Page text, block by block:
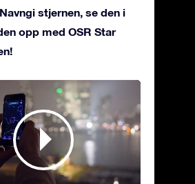
stjernen, se den i
opp med OSR Star